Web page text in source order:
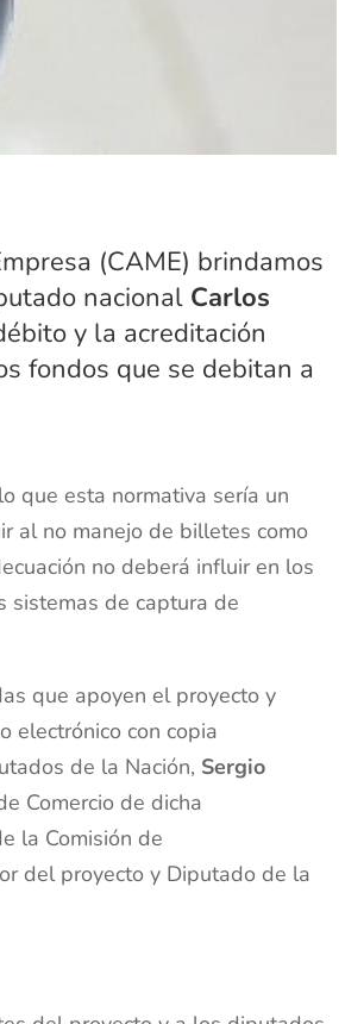
(CAME) brindamos
nacional Carlos
y la acreditación
fondos que se debitan a
que esta normativa sería un
al no manejo de billetes como
no deberá influir en los
sistemas de captura de
que apoyen el proyecto y
electrónico con copia
de la Nación, Sergio
Comercio de dicha
la Comisión de
del proyecto y Diputado de la